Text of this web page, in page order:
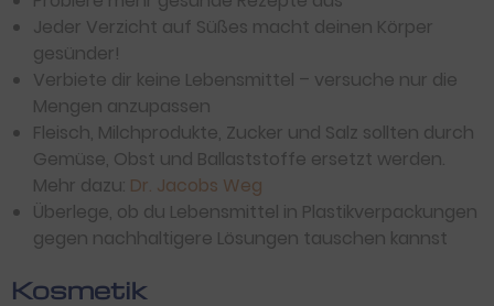
Jeder Verzicht auf Süßes macht deinen Körper
gesünder!
Verbiete dir keine Lebensmittel – versuche nur die
Mengen anzupassen
Fleisch, Milchprodukte, Zucker und Salz sollten durch
Gemüse, Obst und Ballaststoffe ersetzt werden.
Mehr dazu: Dr. Jacobs Weg
Überlege, ob du Lebensmittel in Plastikverpackungen
gegen nachhaltigere Lösungen tauschen kannst
Kosmetik